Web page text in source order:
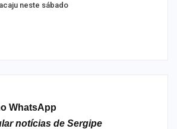
neste sábado
WhatsApp
notícias de Sergipe